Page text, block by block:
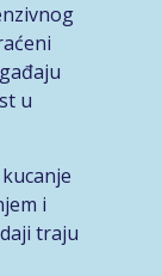
u
i
traju